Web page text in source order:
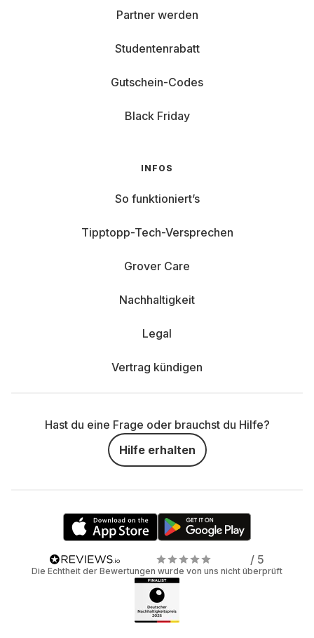
Partner werden
Studentenrabatt
Gutschein-Codes
Black Friday
INFOS
So funktioniert’s
Tipptopp-Tech-Versprechen
Grover Care
Nachhaltigkeit
Legal
Vertrag kündigen
Hast du eine Frage oder brauchst du Hilfe?
Hilfe erhalten
/ 5
Die Echtheit der Bewertungen wurde von uns nicht überprüft